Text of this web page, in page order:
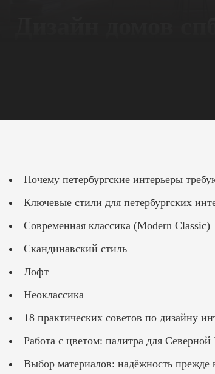
Почему петербургские интерьеры
Ключевые стили для петербургских
Современная классика (Modern Classic)
Скандинавский стиль
Лофт
Неоклассика
18 практических советов по дизайну
Работа с цветом: палитра для
Выбор материалов: надёжность прежде